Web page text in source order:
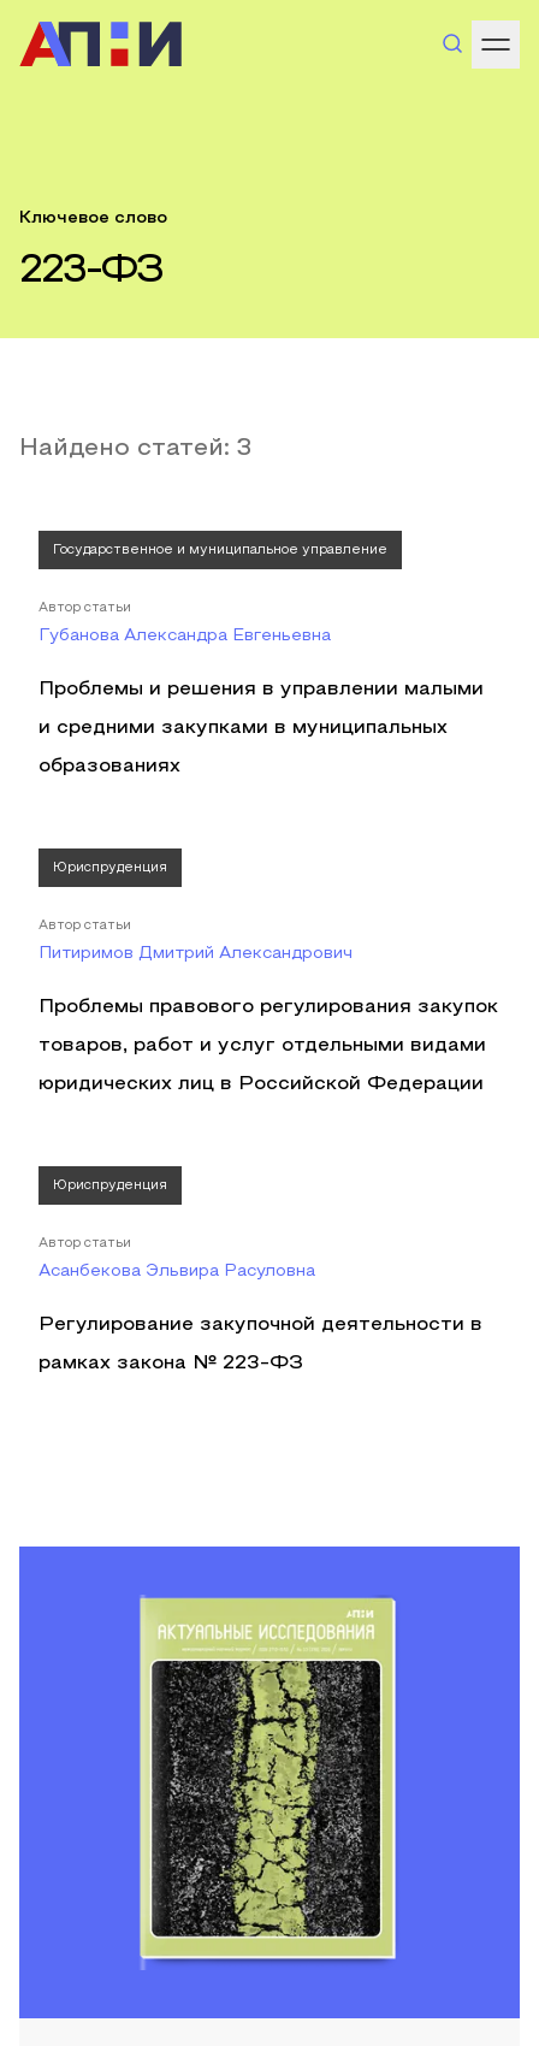
Ключевое слово
223-ФЗ
Найдено статей: 3
Государственное и муниципальное управление
Автор статьи
Губанова Александра Евгеньевна
Проблемы и решения в управлении малыми
и средними закупками в муниципальных
образованиях
Юриспруденция
Автор статьи
Питиримов Дмитрий Александрович
Проблемы правового регулирования закупок
товаров, работ и услуг отдельными видами
юридических лиц в Российской Федерации
Юриспруденция
Автор статьи
Асанбекова Эльвира Расуловна
Регулирование закупочной деятельности в
рамках закона № 223-ФЗ